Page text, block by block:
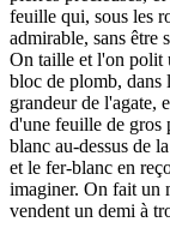
feuille qui, sous les
admirable, sans être
On taille et l'on polit
bloc de plomb, dans
grandeur de l'agate,
d'une feuille de gros
blanc au-dessus de
et le fer-blanc en
imaginer. On fait un
vendent un demi à